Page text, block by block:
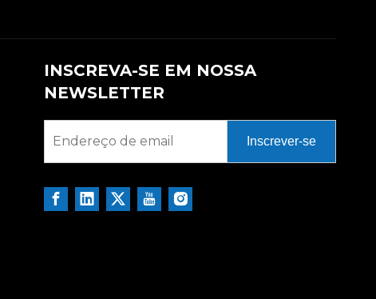
INSCREVA-SE EM NOSSA
NEWSLETTER
Inscrever-se